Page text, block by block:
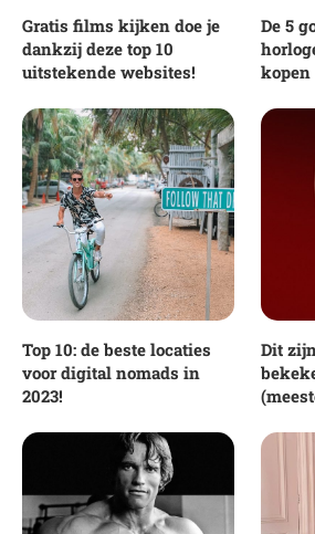
Gratis films kijken doe je
dankzij deze top 10
uitstekende websites!
De 5
kopen
Top 10: de beste locaties
voor digital nomads in
2023!
Dit